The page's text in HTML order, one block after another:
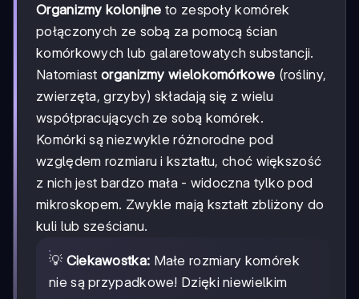
Organizmy kolonijne to zespoły komórek
połączonych ze sobą za pomocą ścian
komórkowych lub galaretowatych substancji.
Natomiastorganizmy wielokomórkowe (rośliny,
zwierzęta, grzyby) składają się z wielu
współpracujących ze sobą komórek.
Komórki są niezwykle różnorodne pod
względem rozmiaru i kształtu, choć większość
z nich jest bardzo mała - widoczna tylko pod
mikroskopem. Zwykle mają kształt zbliżony do
kuli lub sześcianu.
💡 Ciekawostka: Małe rozmiary komórek
nie są przypadkowe! Dzięki niewielkim